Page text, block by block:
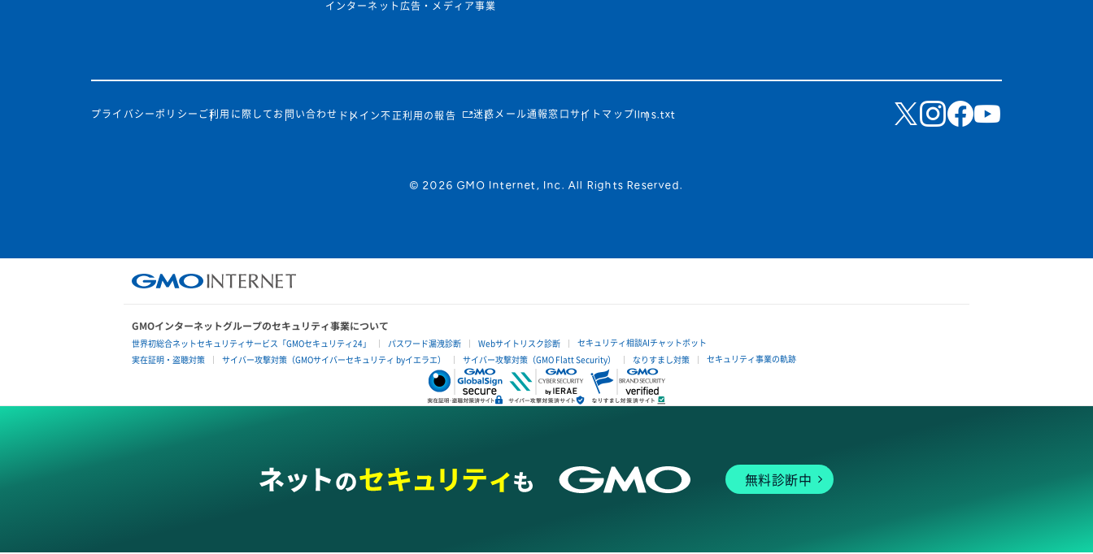
インターネット広告・メディア事業
プライバシーポリシー ご利用に際して お問い合わせ ドメイン不正利用の報告 迷惑メール通報窓口 サイトマップ llms.txt
© 2026 GMO Internet, Inc. All Rights Reserved.
GMOインターネットグループのセキュリティ事業について
世界初総合ネットセキュリティサービス「GMOセキュリティ24」 パスワード漏洩診断 Webサイトリスク診断
セキュリティ相談AIチャットボット
実在証明・盗聴対策
サイバー攻撃対策（GMOサイバーセキュリティ byイエラエ） サイバー攻撃対策（GMO Flatt Security） なりすまし対策 セキュリティ事業の軌跡
無料診断中